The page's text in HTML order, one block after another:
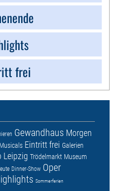
frei
Gewandhaus Morgen
Musicals Eintritt frei Galerien
Leipzig Trödelmarkt Museum
Dinner-Show Oper
Sommerferien